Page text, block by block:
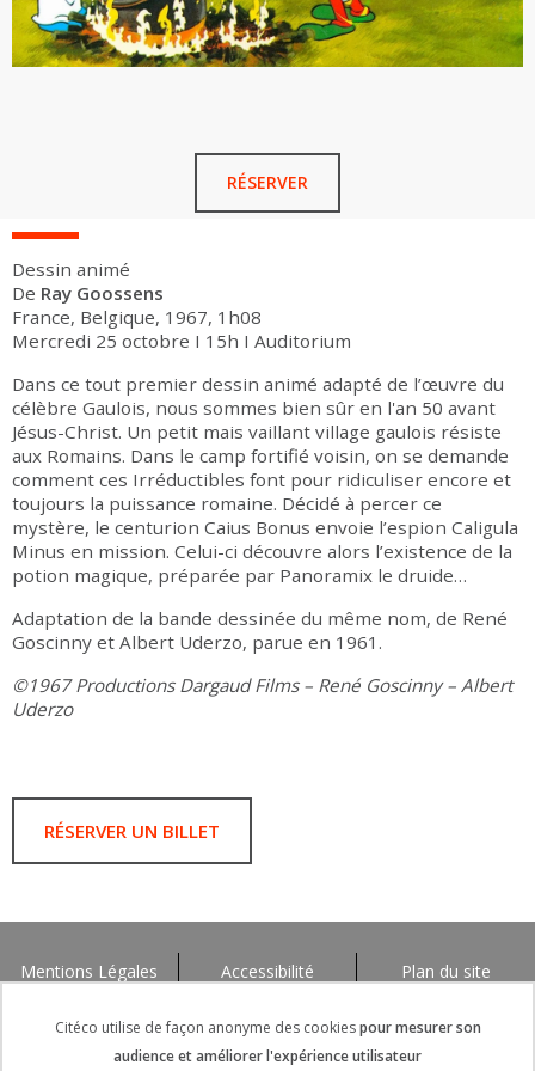
RÉSERVER
Dessin animé
De Ray Goossens
France, Belgique, 1967, 1h08
Mercredi 25 octobre I 15h I Auditorium
Dans ce tout premier dessin animé adapté de l’œuvre du
célèbre Gaulois, nous sommes bien sûr en l'an 50 avant
Jésus-Christ. Un petit mais vaillant village gaulois résiste
aux Romains. Dans le camp fortifié voisin, on se demande
comment ces Irréductibles font pour ridiculiser encore et
toujours la puissance romaine. Décidé à percer ce
mystère, le centurion Caius Bonus envoie l’espion Caligula
Minus en mission. Celui-ci découvre alors l’existence de la
potion magique, préparée par Panoramix le druide…
Adaptation de la bande dessinée du même nom, de René
Goscinny et Albert Uderzo, parue en 1961.
©1967 Productions Dargaud Films – René Goscinny – Albert
Uderzo
RÉSERVER UN BILLET
Mentions Légales Accessibilité Plan du site
Citéco utilise de façon anonyme des cookiespour mesurer son
audience et améliorer l'expérience utilisateur